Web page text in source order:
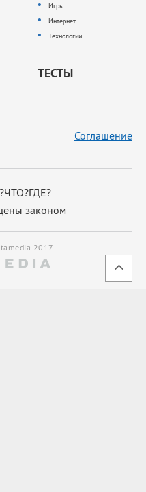
Игры
Интернет
Технологии
ТЕСТЫ
законом
Соглашение
2017